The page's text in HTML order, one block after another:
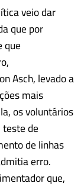
veio dar
que por
que
Asch, levado a
mais
os voluntários
de
de linhas
erro.
que,